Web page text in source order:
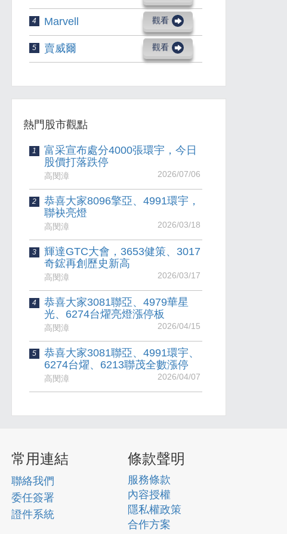
4 Marvell 觀看
5 賣威爾 觀看
熱門股市觀點
1
富采宣布處分4000張環宇，今日
股價打落跌停
2026/07/06
高閔漳
2
恭喜大家8096擎亞、4991環宇，
聯袂亮燈
2026/03/18
高閔漳
3
輝達GTC大會，3653健策、3017
奇鋐再創歷史新高
2026/03/17
高閔漳
4
恭喜大家3081聯亞、4979華星
光、6274台燿亮燈漲停板
2026/04/15
高閔漳
5
恭喜大家3081聯亞、4991環宇、
6274台燿、6213聯茂全數漲停
2026/04/07
高閔漳
常用連結
聯絡我們
委任簽署
證件系統
條款聲明
服務條款
內容授權
隱私權政策
合作方案